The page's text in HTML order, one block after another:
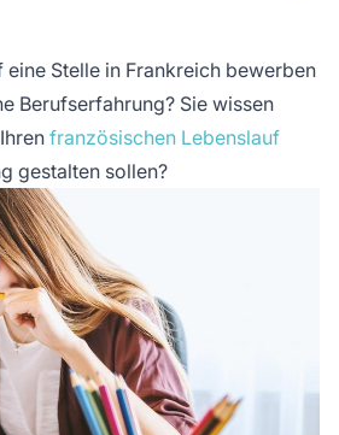
eine Stelle in Frankreich bewerben
Berufserfahrung? Sie wissen
französischen Lebenslauf
gestalten sollen?